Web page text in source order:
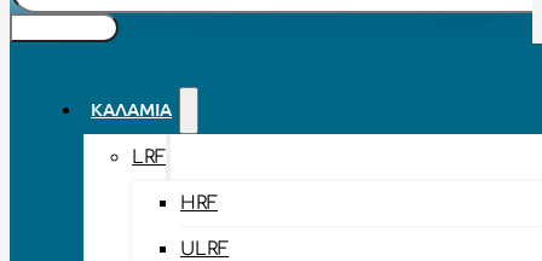
ΚΑΛΆΜΙΑ
LRF
HRF
ULRF